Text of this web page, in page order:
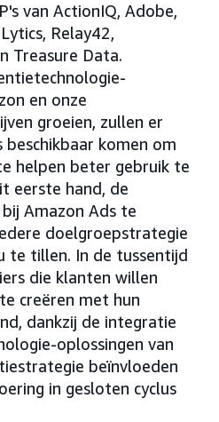
van ActionIQ, Adobe,
Relay42,
Treasure Data.
en onze
groeien, zullen er
komen om
helpen beter gebruik te
eerste hand, de
Amazon Ads te
doelgroepstrategie
te tillen. In de tussentijd
die klanten willen
creëren met hun
dankzij de integratie
oplossingen van
beïnvloeden
in gesloten cyclus